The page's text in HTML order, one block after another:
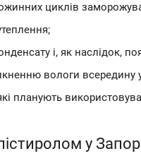
циклів
і, як наслідок,
вологи всередину
планують
у